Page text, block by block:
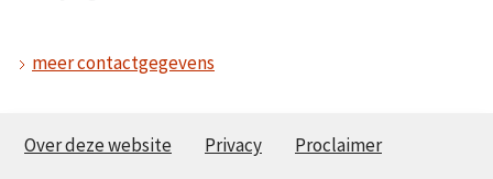
meer contactgegevens
Over deze website Privacy Proclaimer